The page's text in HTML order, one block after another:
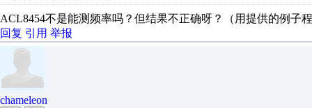
ACL8454不是能测频率吗？但结果不正确呀？（用提供的例子
回复 引用 举报
chameleon